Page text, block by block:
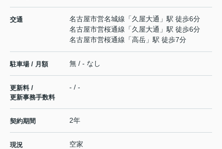
交通 名古屋市営名城線 「久屋大通 」駅 徒歩6分
名古屋市営桜通線 「久屋大通 」駅 徒歩6分
名古屋市営桜通線 「高岳 」駅 徒歩7分
駐車場 / 月額 無 / - なし
更新料 /
更新事務手数料
- / -
契約期間 2年
現況 空家